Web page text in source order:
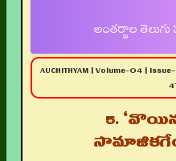
అంతర్జాల
AUCHITHYAM | Volume-04 |
5.